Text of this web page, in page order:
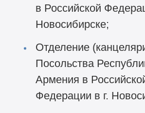
в Российской
Новосибирске;
Отделение
Посольства
Армения в
Федерации в г.